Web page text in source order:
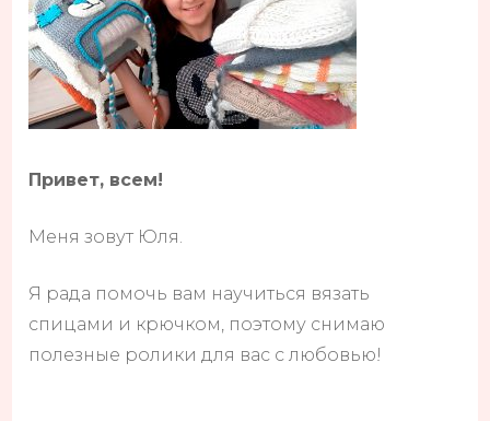
Привет, всем!
Меня зовут Юля.
Я рада помочь вам научиться вязать
спицами и крючком, поэтому снимаю
полезные ролики для вас с любовью!